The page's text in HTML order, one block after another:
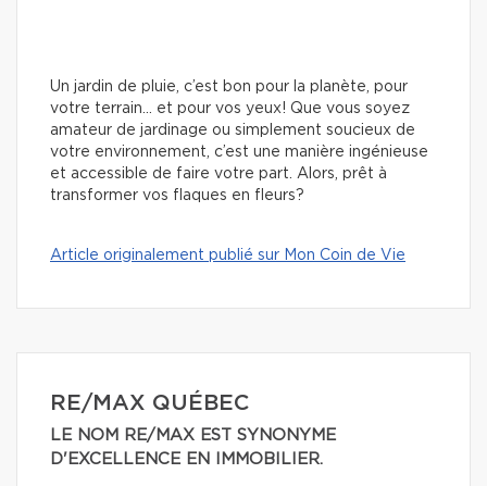
Un jardin de pluie, c’est bon pour la planète, pour
votre terrain… et pour vos yeux! Que vous soyez
amateur de jardinage ou simplement soucieux de
votre environnement, c’est une manière ingénieuse
et accessible de faire votre part. Alors, prêt à
transformer vos flaques en fleurs?
Article originalement publié sur Mon Coin de Vie
RE/MAX QUÉBEC
LE NOM RE/MAX EST SYNONYME
D'EXCELLENCE EN IMMOBILIER.